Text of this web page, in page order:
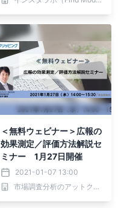
＜無料ウェビナー＞広報の
効果測定／評価方法解説セ
ミナー 1月27日開催
2021-01-07 13:00
市場調査分析のアットクリッピング